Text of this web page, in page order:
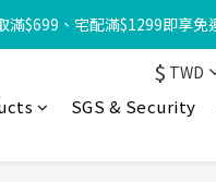
⏰】玩遊戲換好禮🎁 豆豆夏令
滿$699、宅配滿$1299即享免
加入會員立享入會禮金 $100
⏰】玩遊戲換好禮🎁 豆豆夏令
$ TWD
SGS & Security